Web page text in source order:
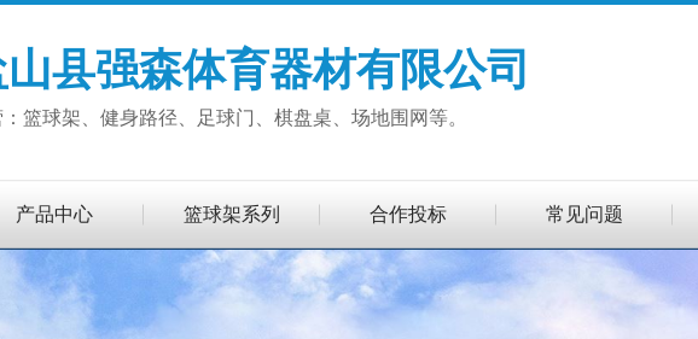
县强森体育器材有限公司
：篮球架、健身路径、足球门、棋盘桌、场地围网等。
产品中心 篮球架系列 合作投标 常见问题